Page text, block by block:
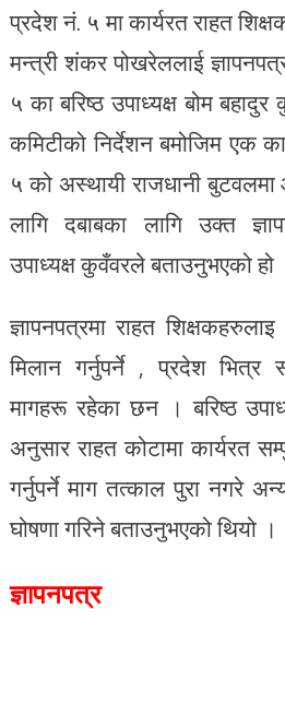
प्रदेश नं. ५ मा कार्यरत राहत
मन्त्री शंकर पोखरेललाई
५ का बरिष्ठ उपाध्यक्ष बोम
कमिटीको निर्देशन बमोजिम एक
५ को अस्थायी राजधानी बुटवलमा
लागि दबाबका लागि उक्त
उपाध्यक्ष कुवँवरले बताउनुभएको हो
ज्ञापनपत्रमा राहत शिक्षकहरुलाइ
मिलान गर्नुपर्ने , प्रदेश भित्र
मागहरू रहेका छन । बरिष्ठ
अनुसार राहत कोटामा कार्यरत
गर्नुपर्ने माग तत्काल पुरा नगरे
घोषणा गरिने बताउनुभएको थियो ।
ज्ञापनपत्र